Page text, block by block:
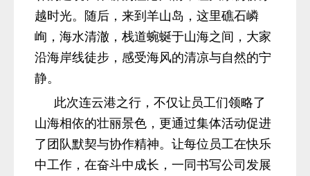
越时光。随后，来到羊山岛，这里礁石嶙
峋，海水清澈，栈道蜿蜒于山海之间，大家
沿海岸线徒步，感受海风的清凉与自然的宁
静。
此次连云港之行，不仅让员工们领略了
山海相依的壮丽景色，更通过集体活动促进
了团队默契与协作精神。让每位员工在快乐
中工作，在奋斗中成长，一同书写公司发展